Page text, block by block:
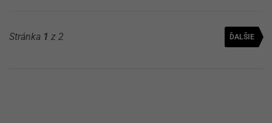
Stránka 1 z 2 ĎALŠIE